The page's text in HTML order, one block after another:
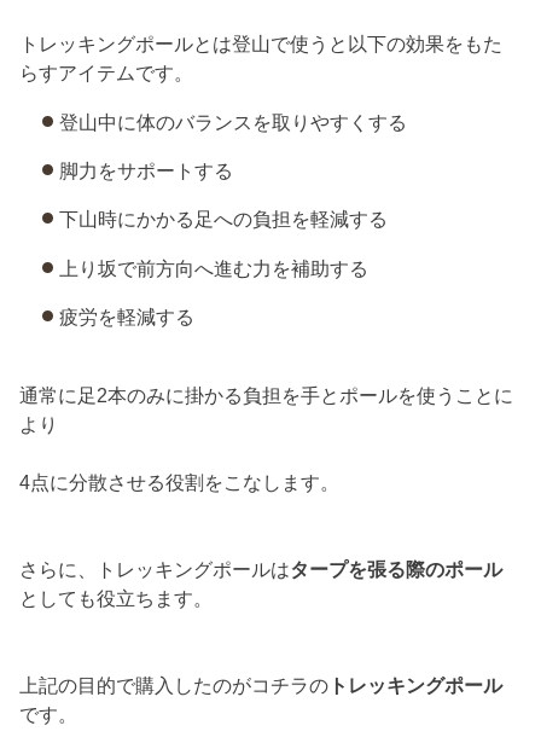
トレッキングポールとは登山で使うと以下の効果をもた
らすアイテムです。
登山中に体のバランスを取りやすくする
脚力をサポートする
下山時にかかる足への負担を軽減する
上り坂で前方向へ進む力を補助する
疲労を軽減する
通常に足2本のみに掛かる負担を手とポールを使うことに
より
4点に分散させる役割をこなします。
さらに、トレッキングポールはタープを張る際のポール
としても役立ちます。
上記の目的で購入したのがコチラの トレッキングポール
です。